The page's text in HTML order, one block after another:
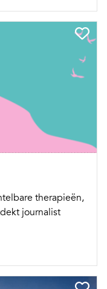
therapieën,
journalist